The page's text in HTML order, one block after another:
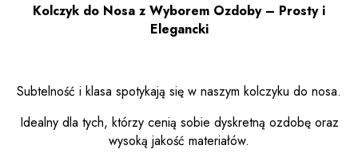
Kolczyk do Nosa z Wyborem Ozdoby – Prosty i
Elegancki
Subtelność i klasa spotykają się w naszym kolczyku do nosa.
Idealny dla tych, którzy cenią sobie dyskretną ozdobę oraz
wysoką jakość materiałów.